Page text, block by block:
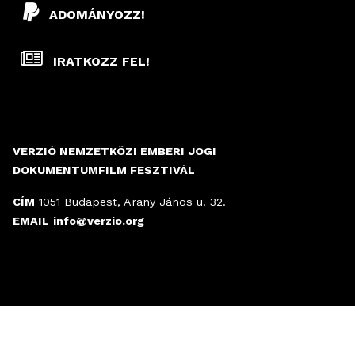
VERZIÓ NEMZETKÖZI EMBERI JOGI
DOKUMENTUMFILM FESZTIVÁL
CÍM 1051 Budapest, Arany János u. 32.
EMAIL info@verzio.org
ADOMÁNYOZZ!
IRATKOZZ FEL!